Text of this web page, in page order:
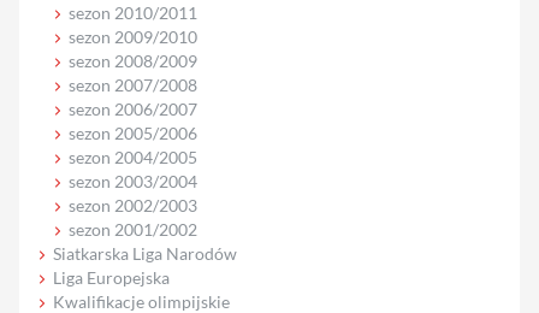
sezon 2010/2011
sezon 2009/2010
sezon 2008/2009
sezon 2007/2008
sezon 2006/2007
sezon 2005/2006
sezon 2004/2005
sezon 2003/2004
sezon 2002/2003
sezon 2001/2002
Siatkarska Liga Narodów
Liga Europejska
Kwalifikacje olimpijskie